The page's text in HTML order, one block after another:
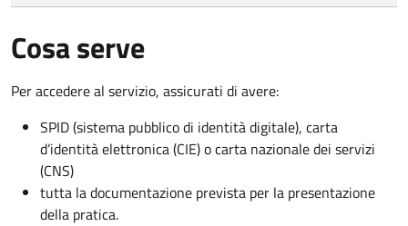
Cosa serve
Per accedere al servizio, assicurati di avere:
SPID (sistema pubblico di identità digitale), carta
d’identità elettronica (CIE) o carta nazionale dei servizi
(CNS)
tutta la documentazione prevista per la presentazione
della pratica.